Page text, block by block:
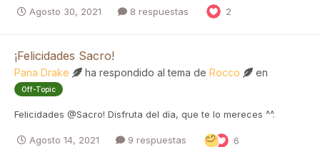
Agosto 30, 2021 8 respuestas 2
¡Felicidades Sacro!
Pana Drake ha respondido al tema de Rocco en
Off-Topic
Felicidades @Sacro! Disfruta del día, que te lo mereces ^^.
Agosto 14, 2021 9 respuestas 6